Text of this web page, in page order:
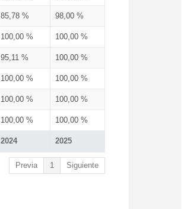
2024 2025
85,78 % 98,00 %
100,00 % 100,00 %
95,11 % 100,00 %
100,00 % 100,00 %
100,00 % 100,00 %
100,00 % 100,00 %
Previa 1 Siguiente